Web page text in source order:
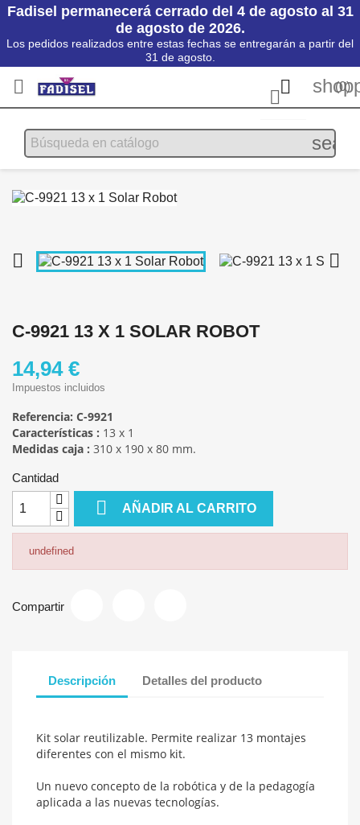
Fadisel permanecerá cerrado del 4 de agosto al 31
de agosto de 2026.
Los pedidos realizados entre estas fechas se entregarán a partir del
31 de agosto.

 (0)

 
C-9921 13 X 1 SOLAR ROBOT
14,94 €
Impuestos incluidos
Referencia: C-9921
Características : 13 x 1
Medidas caja : 310 x 190 x 80 mm.
Cantidad
 AÑADIR AL CARRITO
undefined
Compartir
Descripción Detalles del producto
Kit solar reutilizable. Permite realizar 13 montajes
diferentes con el mismo kit.
Un nuevo concepto de la robótica y de la pedagogía
aplicada a las nuevas tecnologías.